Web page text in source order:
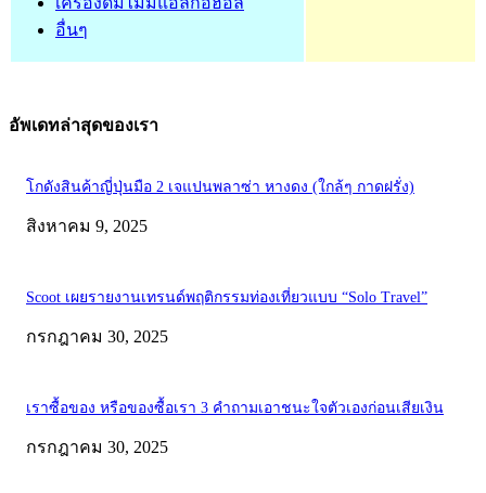
อื่นๆ
อัพเดทล่าสุดของเรา
โกดังสินค้าญี่ปุ่นมือ 2 เจแปนพลาซ่า หางดง (ใกล้ๆ กาดฝรั่ง)
สิงหาคม 9, 2025
Scoot เผยรายงานเทรนด์พฤติกรรมท่องเที่ยวแบบ “Solo Travel”
กรกฎาคม 30, 2025
เราซื้อของ หรือของซื้อเรา 3 คำถามเอาชนะใจตัวเองก่อนเสียเงิน
กรกฎาคม 30, 2025